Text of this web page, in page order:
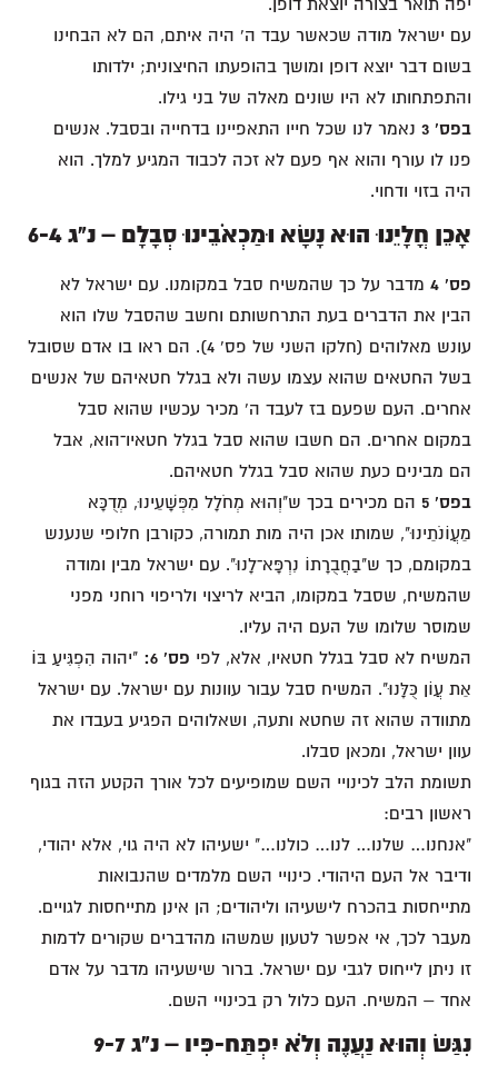
עם ישראל מודה שכאשר עבד ה' היה איתם, הם לא הבחינו
בשום דבר יוצא דופן ומושך בהופעתו החיצונית; ילדותו
והתפתחותו לא היו שונים מאלה של בני גילו.
בפס' 3
נאמר לנו שכל חייו התאפיינו בדחייה ובסבל. אנשים
פנו לו עורף והוא אף פעם לא זכה לכבוד המגיע למלך. הוא
היה בזוי ודחוי.
אָכֵן חֳלָיֵנוּ הוּא נָשָׂא וּמַכְאֹבֵינוּ סְבָלָם – נ"ג 6-4
פס' 4
מדבר על כך שהמשיח סבל במקומנו. עם ישראל לא
הבין את הדברים בעת התרחשותם וחשב שהסבל שלו הוא
עונש מאלוהים (חלקו השני של פס' 4). הם ראו בו אדם שסובל
בשל החטאים שהוא עצמו עשה ולא בגלל חטאיהם של אנשים
אחרים. העם שפעם בז לעבד ה' מכיר עכשיו שהוא סבל
במקום אחרים. הם חשבו שהוא סבל בגלל חטאיו־הוא, אבל
הם מבינים כעת שהוא סבל בגלל חטאיהם.
בפס' 5
הם מכירים בכך ש"וְהוּא מְחֹלָל מִפְּשָׁעֵינוּ, מְדֻכָּא
מֵעֲוֹנֹתֵינוּ", שמותו אכן היה מות תמורה, כקורבן חלופי שנענש
במקומם, כך ש"בַחֲבֻרָתוֹ נִרְפָּא־לָנוּ". עם ישראל מבין ומודה
שהמשיח, שסבל במקומו, הביא לריצוי ולריפוי רוחני מפני
שמוסר שלומו של העם היה עליו.
המשיח לא סבל בגלל חטאיו, אלא, לפי פס' 6:
"יהוה הִפְגִּיעַ בּוֹ
אֵת עֲוֹן כֻּלָּנוּ". המשיח סבל עבור עוונות עם ישראל. עם ישראל
מתוודה שהוא זה שחטא ותעה, ושאלוהים הפגיע בעבדו את
עוון ישראל, ומכאן סבלו.
תשומת הלב לכינויי השם שמופיעים לכל אורך הקטע הזה בגוף
ראשון רבים:
"אנחנו… שלנו… לנו… כולנו…" ישעיהו לא היה גוי, אלא יהודי,
ודיבר אל העם היהודי. כינויי השם מלמדים שהנבואות
מתייחסות בהכרח לישעיהו וליהודים; הן אינן מתייחסות לגויים.
מעבר לכך, אי אפשר לטעון שמשהו מהדברים שקורים לדמות
זו ניתן לייחוס לגבי עם ישראל. ברור שישעיהו מדבר על אדם
אחד – המשיח. העם כלול רק בכינויי השם.
נִגַּשׂ וְהוּא נַעֲנֶה וְלֹא יִפְתַּח-פִּיו – נ"ג 9-7